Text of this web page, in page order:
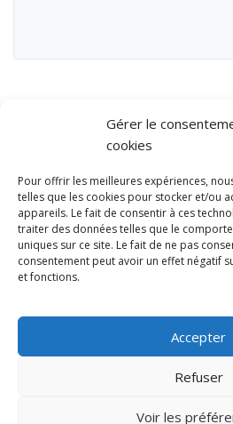
Gérer le
cookies
Pour offrir les meilleures expériences,
telles que les cookies pour stocker et/ou
appareils. Le fait de consentir à ces
traiter des données telles que le
uniques sur ce site. Le fait de ne pas
consentement peut avoir un effet négatif
et fonctions.
Accepter
Refuser
Voir les
et de loisirs
Contact
Mentions